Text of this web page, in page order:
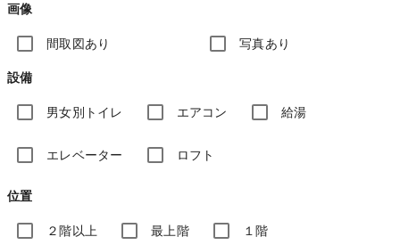
画像
間取図あり 写真あり
設備
男女別トイレ エアコン 給湯
エレベーター ロフト
位置
２階以上 最上階 １階